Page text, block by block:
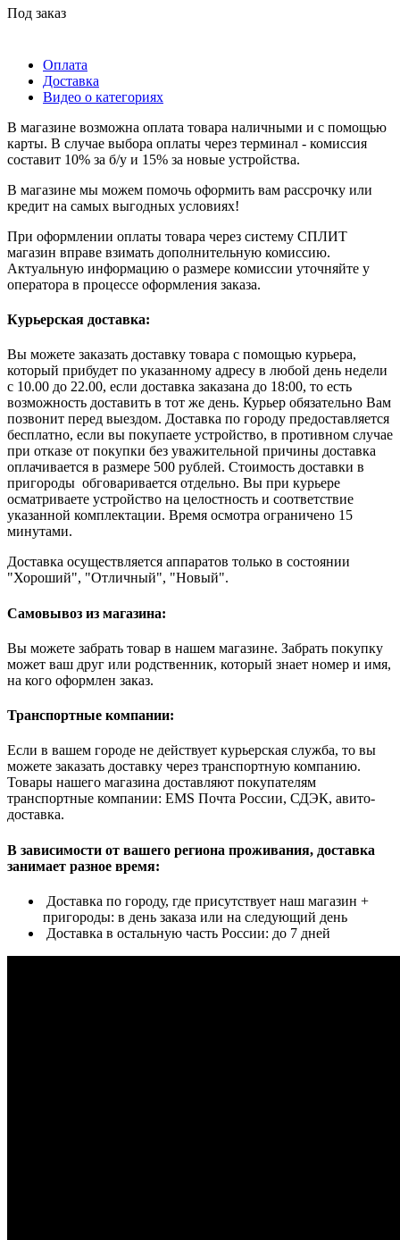
Под заказ
Оплата
Доставка
Видео о категориях
В магазине возможна оплата товара наличными и с помощью
карты. В случае выбора оплаты через терминал - комиссия
составит 10% за б/у и 15% за новые устройства.
В магазине мы можем помочь оформить вам рассрочку или
кредит на самых выгодных условиях!
При оформлении оплаты товара через систему СПЛИТ
магазин вправе взимать дополнительную комиссию.
Актуальную информацию о размере комиссии уточняйте у
оператора в процессе оформления заказа.
Курьерская доставка:
Вы можете заказать доставку товара с помощью курьера,
который прибудет по указанному адресу в любой день недели
с 10.00 до 22.00, если доставка заказана до 18:00, то есть
возможность доставить в тот же день. Курьер обязательно Вам
позвонит перед выездом. Доставка по городу предоставляется
бесплатно, если вы покупаете устройство, в противном случае
при отказе от покупки без уважительной причины доставка
оплачивается в размере 500 рублей. Стоимость доставки в
пригороды обговаривается отдельно. Вы при курьере
осматриваете устройство на целостность и соответствие
указанной комплектации. Время осмотра ограничено 15
минутами.
Доставка осуществляется аппаратов только в состоянии
"Хороший", "Отличный", "Новый".
Самовывоз из магазина:
Вы можете забрать товар в нашем магазине. Забрать покупку
может ваш друг или родственник, который знает номер и имя,
на кого оформлен заказ.
Транспортные компании:
Если в вашем городе не действует курьерская служба, то вы
можете заказать доставку через транспортную компанию.
Товары нашего магазина доставляют покупателям
транспортные компании: EMS Почта России, СДЭК, авито-
доставка.
В зависимости от вашего региона проживания, доставка
занимает разное время:
Доставка по городу, где присутствует наш магазин +
пригороды: в день заказа или на следующий день
Доставка в остальную часть России: до 7 дней